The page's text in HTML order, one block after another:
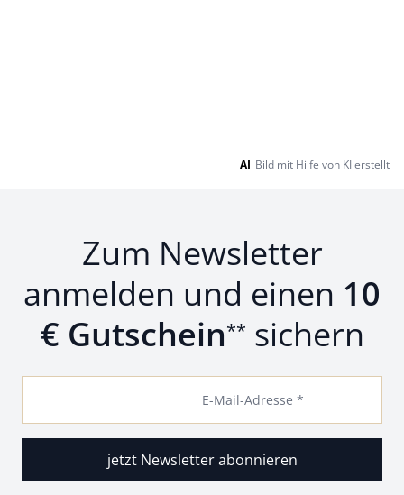
AI Bild mit Hilfe von KI erstellt
Zum Newsletter
anmelden und einen 10
€ Gutschein** sichern
E-Mail-Adresse *
jetzt Newsletter abonnieren